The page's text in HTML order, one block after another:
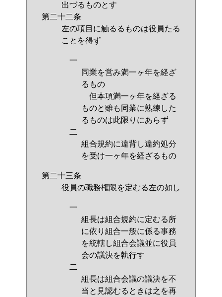
出づるものとす
第二十二条
左の項目に触るるものは役員たる
ことを得ず
一
同業を営み満一ヶ年を経ざ
るもの
但本項満一ヶ年を経ざる
ものと雖も同業に熟練した
るものは此限りにあらず
二
組合規約に違背し違約処分
を受け一ヶ年を経ざるもの
第二十三条
役員の職務権限を定むる左の如し
一
組長は組合規約に定むる所
に依り組合一般に係る事務
を統轄し組合会議並に役員
会の議決を執行す
二
組長は組合会議の議決を不
当と見認むるときは之を再